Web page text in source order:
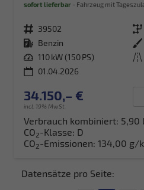
sofort lieferbar Fahrzeug mit
Fahrzeugnr. 39502 Getriebe
Kraftstoff Benzin Außenfarbe
Leistung 110 kW (150 PS) Kilometerstand
01.04.2026
34.150,– €
incl. 19% MwSt.
Verbrauch kombiniert: 5,90
CO2-Klasse: D
CO2-Emissionen: 134,00 g/
Datensätze pro Seite: